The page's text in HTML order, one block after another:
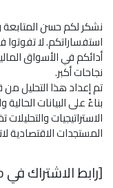
نشكر لكم حسن
أدائكم في الأسواق
نجاحات أكبر.
تم إعداد هذا التحليل
بناءً على البيانات
الاستراتيجيات
المستجدات الاقتصادية
[رابط الاشتراك في Investing Pro..اضغط هنا]